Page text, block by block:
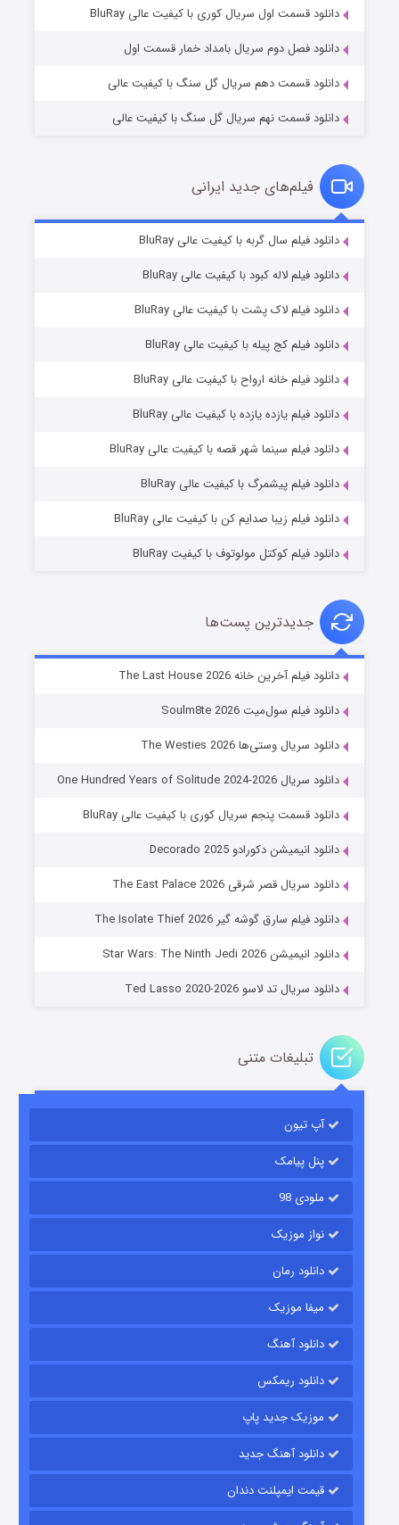
قسمت۲ (زیرنویس) منتشر شد
قسمت۷ (زیرنویس) منتشر شد
خاندان اژدها فصل ۳
جادوگری در مغولستان
قسمت۱۴ (زیرنویس) منتشر شد
رویایی برای تو
قسمت
دانلود قسمت اول سریال کوری با کیفیت عالی BluRay
دانلود فصل دوم سریال بامداد خمار قسمت اول
دانلود قسمت دهم سریال گل سنگ با کیفیت عالی
دانلود قسمت نهم سریال گل سنگ با کیفیت عالی
فیلم‌های جدید ایرانی
دانلود فیلم سال گربه با کیفیت عالی BluRay
دانلود فیلم لاله کبود با کیفیت عالی BluRay
دانلود فیلم لاک پشت با کیفیت عالی BluRay
دانلود فیلم کج‌ پیله با کیفیت عالی BluRay
دانلود فیلم خانه ارواح با کیفیت عالی BluRay
دانلود فیلم یازده یازده با کیفیت عالی BluRay
دانلود فیلم سینما شهر قصه با کیفیت عالی BluRay
دانلود فیلم پیشمرگ با کیفیت عالی BluRay
دانلود فیلم زیبا صدایم کن با کیفیت عالی BluRay
دانلود فیلم کوکتل مولوتوف با کیفیت BluRay
جدیدترین پست‌ها
دانلود فیلم آخرین خانه The Last House 2026
دانلود فیلم سول‌میت Soulm8te 2026
دانلود سریال وستی‌ها The Westies 2026
دانلود سریال One Hundred Years of Solitude 2024-2026
دانلود قسمت پنجم سریال کوری با کیفیت عالی BluRay
دانلود انیمیشن دکورادو Decorado 2025
دانلود سریال قصر شرقی The East Palace 2026
دانلود فیلم سارق گوشه گیر The Isolate Thief 2026
دانلود انیمیشن Star Wars: The Ninth Jedi 2026
دانلود سریال تد لاسو Ted Lasso 2020-2026
تبلیغات متنی
آپ تیون
پنل پیامک
ملودی 98
نواز موزیک
دانلود رمان
میفا موزیک
دانلود آهنگ
دانلود ریمکس
موزیک جدید پاپ
دانلود آهنگ جدید
قیمت ایمپلنت دندان